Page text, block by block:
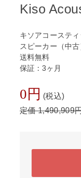
Kiso
キソアコーステ
スピーカー（中
送料無料
保証：3ヶ月
0円 (税込)
定価 1,490,909